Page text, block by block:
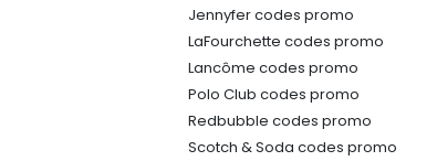
Jennyfer codes promo
LaFourchette codes promo
Lancôme codes promo
Polo Club codes promo
Redbubble codes promo
Scotch & Soda codes promo